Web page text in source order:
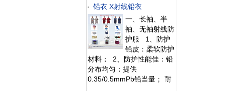
下部分铅当量为
0.5mmpb4、外饰材料：碳
素钢板喷
铅衣 X射线铅衣
一、长袖、半
袖、无袖射线防
护服 1、防护
铅皮：柔软防护
材料； 2、防护性能佳：铅
分布均匀；提供
0.35/0.5mmPb铅当量； 耐